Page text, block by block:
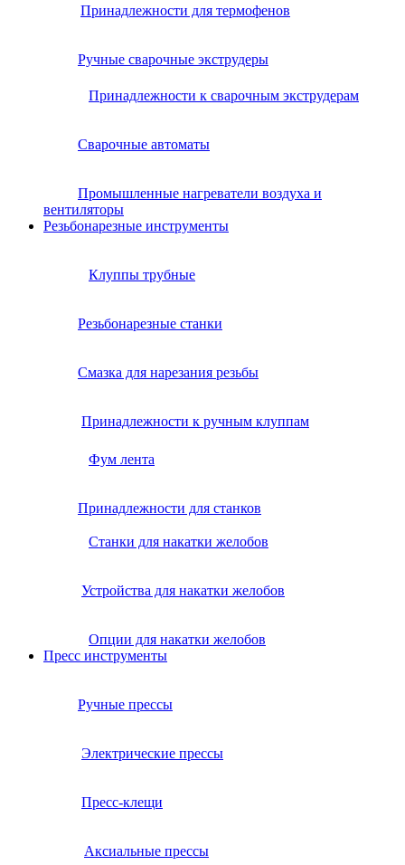
Принадлежности для термофенов
Ручные сварочные экструдеры
Принадлежности к сварочным экструдерам
Сварочные автоматы
Промышленные нагреватели воздуха и
вентиляторы
Резьбонарезные инструменты
Клуппы трубные
Резьбонарезные станки
Смазка для нарезания резьбы
Принадлежности к ручным клуппам
Фум лента
Принадлежности для станков
Станки для накатки желобов
Устройства для накатки желобов
Опции для накатки желобов
Пресс инструменты
Ручные прессы
Электрические прессы
Пресс-клещи
Аксиальные прессы